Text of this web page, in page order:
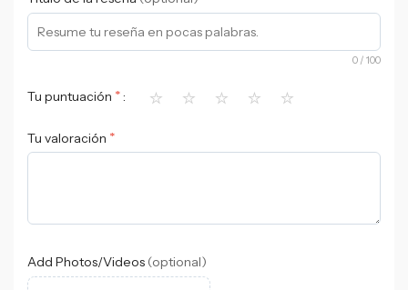
0 / 100
Tu puntuación * ⭐ ⭐ ⭐ ⭐ ⭐
Tu valoración *
Add Photos/Videos (optional)